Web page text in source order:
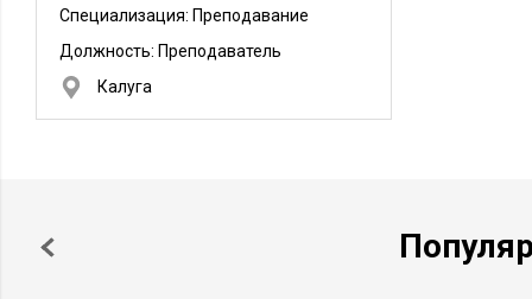
Специализация: Преподавание
Должность: Преподаватель
Калуга